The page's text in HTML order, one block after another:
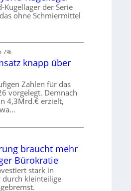
der Serie
ohne Schmiermittel
7%
knapp über
Zahlen für das
vorgelegt. Demnach
4,3Mrd.€ erzielt,
braucht mehr
Bürokratie
stark in
durch kleinteilige